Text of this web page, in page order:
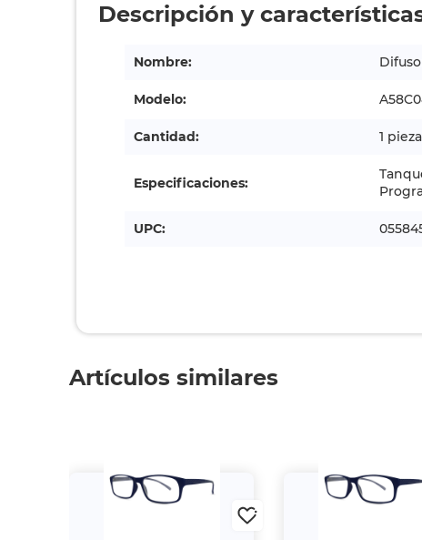
Descripción y
Nombre:
Modelo:
Cantidad: 1 pieza
Especificaciones:
UPC:
Artículos similares